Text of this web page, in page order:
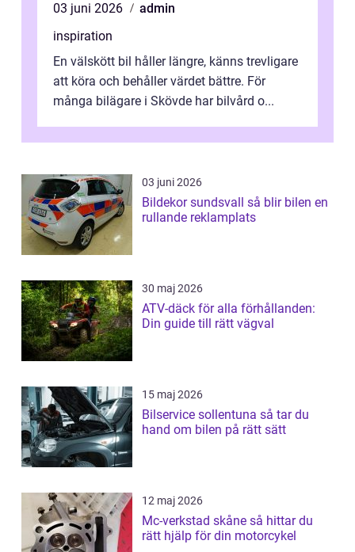
03 juni 2026
admin
inspiration
En välskött bil håller längre, känns trevligare
att köra och behåller värdet bättre. För
många bilägare i Skövde har bilvård o...
03 juni 2026
Bildekor sundsvall så blir bilen en
rullande reklamplats
30 maj 2026
ATV-däck för alla förhållanden:
Din guide till rätt vägval
15 maj 2026
Bilservice sollentuna så tar du
hand om bilen på rätt sätt
12 maj 2026
Mc-verkstad skåne så hittar du
rätt hjälp för din motorcykel